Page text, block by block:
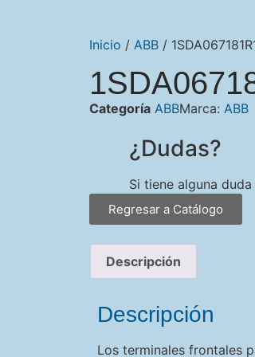
Inicio / ABB /
Categoría ABBMarca: ABB
¿Dudas?
Si tiene alguna
Regresar a Catálogo
Descripción
Descripción
Los terminales frontales